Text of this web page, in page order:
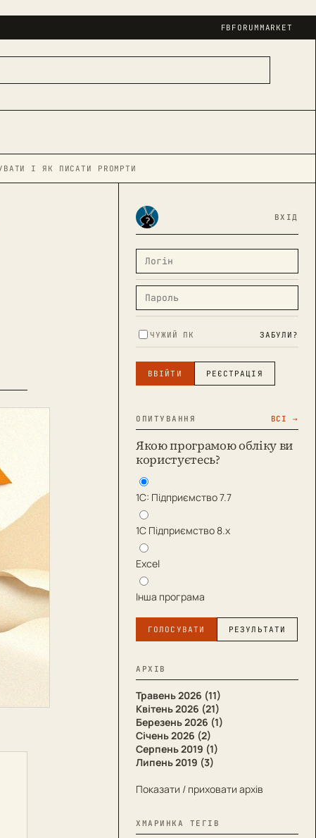
FB FORUMMARKET
І ЯК ПИСАТИ PROMPTИ
ВХІД
ЧУЖИЙ ПК ЗАБУЛИ?
ВВІЙТИ РЕЄСТРАЦІЯ
ОПИТУВАННЯ ВСІ →
Якою програмою обліку ви
користуєтесь?
1С: Підприємство 7.7
1С Підприємство 8.х
Excel
Інша програма
ГОЛОСУВАТИ РЕЗУЛЬТАТИ
АРХІВ
Травень 2026 (11)
Квітень 2026 (21)
Березень 2026 (1)
Січень 2026 (2)
Серпень 2019 (1)
Липень 2019 (3)
Показати / приховати архів
ХМАРИНКА ТЕГІВ